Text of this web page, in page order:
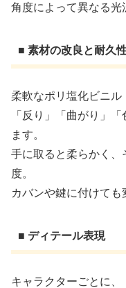
角度によって異なる光
■ 素材の改良と耐久
柔軟なポリ塩化ビニル
「反り」「曲がり」
ます。
手に取ると柔らかく、
度。
カバンや鍵に付けても
■ ディテール表現
キャラクターごとに、